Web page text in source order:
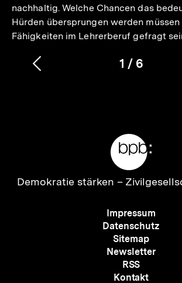
nachhaltig. Welche Chancen das
Hürden übersprungen werden
Fähigkeiten im Lehrerberuf gefragt
1
von
/ 6
Vorherigen
Zur
Demokratie stärken –
Meta-
Navigation
Impressum
Datenschutz
Sitemap
Newsletter
RSS
Kontakt